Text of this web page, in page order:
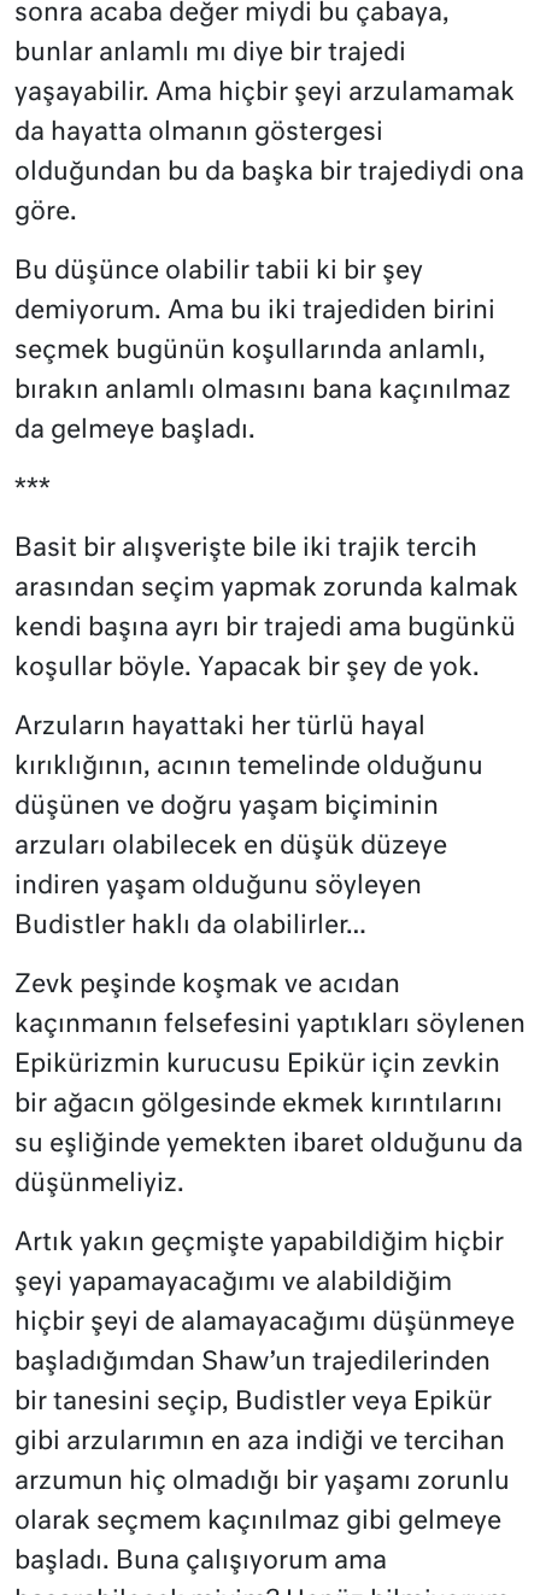
sonra acaba değer miydi bu çabaya,
bunlar anlamlı mı diye bir trajedi
yaşayabilir. Ama hiçbir şeyi arzulamamak
da hayatta olmanın göstergesi
olduğundan bu da başka bir trajediydi ona
göre.
Bu düşünce olabilir tabii ki bir şey
demiyorum. Ama bu iki trajediden birini
seçmek bugünün koşullarında anlamlı,
bırakın anlamlı olmasını bana kaçınılmaz
da gelmeye başladı.
***
Basit bir alışverişte bile iki trajik tercih
arasından seçim yapmak zorunda kalmak
kendi başına ayrı bir trajedi ama bugünkü
koşullar böyle. Yapacak bir şey de yok.
Arzuların hayattaki her türlü hayal
kırıklığının, acının temelinde olduğunu
düşünen ve doğru yaşam biçiminin
arzuları olabilecek en düşük düzeye
indiren yaşam olduğunu söyleyen
Budistler haklı da olabilirler…
Zevk peşinde koşmak ve acıdan
kaçınmanın felsefesini yaptıkları söylenen
Epikürizmin kurucusu Epikür için zevkin
bir ağacın gölgesinde ekmek kırıntılarını
su eşliğinde yemekten ibaret olduğunu da
düşünmeliyiz.
Artık yakın geçmişte yapabildiğim hiçbir
şeyi yapamayacağımı ve alabildiğim
hiçbir şeyi de alamayacağımı düşünmeye
başladığımdan Shaw’un trajedilerinden
bir tanesini seçip, Budistler veya Epikür
gibi arzularımın en aza indiği ve tercihan
arzumun hiç olmadığı bir yaşamı zorunlu
olarak seçmem kaçınılmaz gibi gelmeye
başladı. Buna çalışıyorum ama